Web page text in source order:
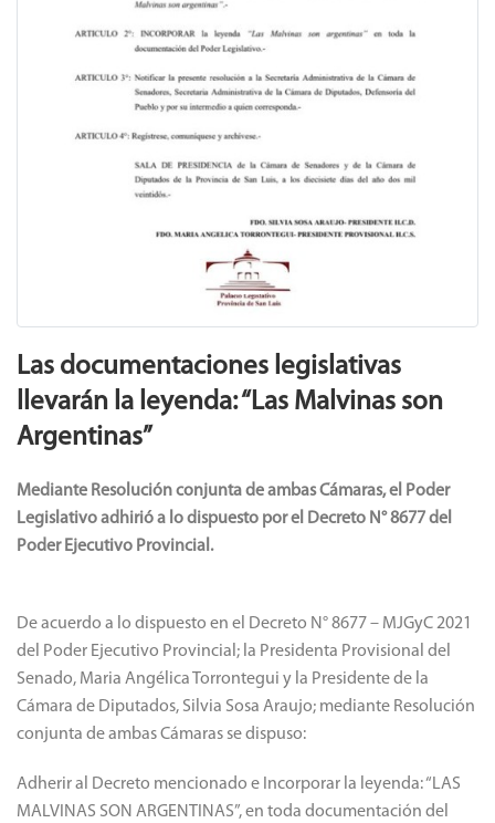
Las documentaciones legislativas
llevarán la leyenda: “Las Malvinas son
Argentinas”
Mediante Resolución conjunta de ambas Cámaras, el Poder
Legislativo adhirió a lo dispuesto por el Decreto N° 8677 del
Poder Ejecutivo Provincial.
De acuerdo a lo dispuesto en el Decreto N° 8677 – MJGyC 2021
del Poder Ejecutivo Provincial; la Presidenta Provisional del
Senado, Maria Angélica Torrontegui y la Presidente de la
Cámara de Diputados, Silvia Sosa Araujo; mediante Resolución
conjunta de ambas Cámaras se dispuso:
Adherir al Decreto mencionado e Incorporar la leyenda: “LAS
MALVINAS SON ARGENTINAS”, en toda documentación del